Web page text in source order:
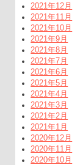
2021年12月
2021年11月
2021年10月
2021年9月
2021年8月
2021年7月
2021年6月
2021年5月
2021年4月
2021年3月
2021年2月
2021年1月
2020年12月
2020年11月
2020年10月